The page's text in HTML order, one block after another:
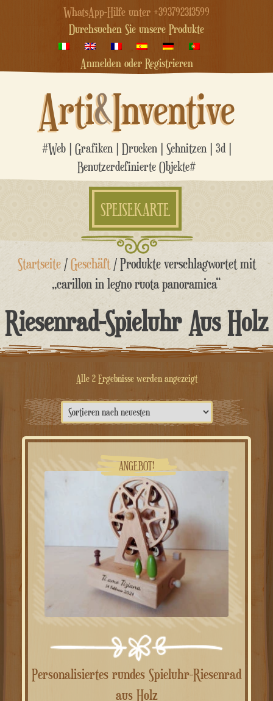
WhatsApp-Hilfe unter +393792313599
Durchsuchen Sie unsere Produkte
Anmelden oder Registrieren
Arti&Inventive
#Web | Grafiken | Drucken | Schnitzen | 3d |
Benutzerdefinierte Objekte#
SPEISEKARTE
Zum
InhaltStartseite/Geschäft/ Produkte verschlagwortet mit
„carillon in legno ruota panoramica“
Riesenrad-Spieluhr Aus Holz
Alle 2 Ergebnisse werden angezeigtNach
neuesten
sortiert
ANGEBOT!
Personalisiertes rundes Spieluhr-Riesenrad
aus Holz